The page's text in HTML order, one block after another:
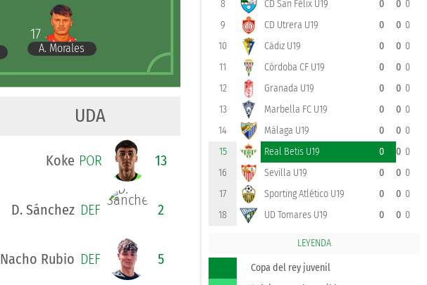
8
CD San Félix U19 0 0 0
9
CD Utrera U19 0 0 0
10
Cádiz U19 0 0 0
11
Córdoba CF U19 0 0 0
12
Granada U19 0 0 0
13
Marbella FC U19 0 0 0
14
Málaga U19 0 0 0
15
Real Betis U19 0 0 0
16
Sevilla U19 0 0 0
17
Sporting Atlético U19 0 0 0
18
UD Tomares U19 0 0 0
LEYENDA
Copa del rey juvenil
17
A. Morales
UDA
13
POR
Koke
2
DEF
D. Sánchez
5
DEF
Nacho Rubio